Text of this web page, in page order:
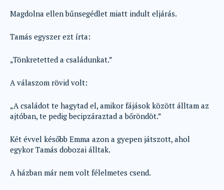
Magdolna ellen bűnsegédlet miatt indult eljárás.
Tamás egyszer ezt írta:
„Tönkretetted a családunkat.”
A válaszom rövid volt:
„A családot te hagytad el, amikor fájások között álltam az
ajtóban, te pedig becipzáraztad a bőröndöt.”
Két évvel később Emma azon a gyepen játszott, ahol
egykor Tamás dobozai álltak.
A házban már nem volt félelmetes csend.